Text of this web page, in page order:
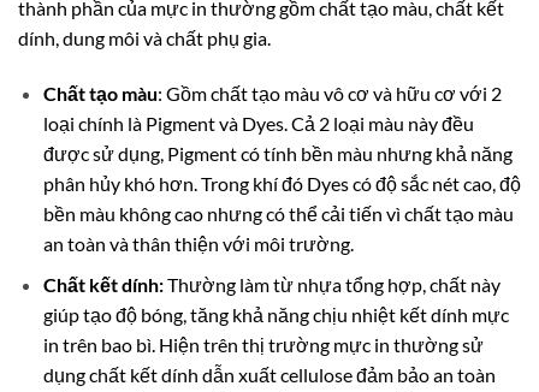
thành phần của mực in thường gồm chất tạo màu, chất kết
dính, dung môi và chất phụ gia.
Chất tạo màu: Gồm chất tạo màu vô cơ và hữu cơ với 2
loại chính là Pigment và Dyes. Cả 2 loại màu này đều
được sử dụng, Pigment có tính bền màu nhưng khả năng
phân hủy khó hơn. Trong khí đó Dyes có độ sắc nét cao, độ
bền màu không cao nhưng có thể cải tiến vì chất tạo màu
an toàn và thân thiện với môi trường.
Chất kết dính:Thường làm từ nhựa tổng hợp, chất này
giúp tạo độ bóng, tăng khả năng chịu nhiệt kết dính mực
in trên bao bì. Hiện trên thị trường mực in thường sử
dụng chất kết dính dẫn xuất cellulose đảm bảo an toàn